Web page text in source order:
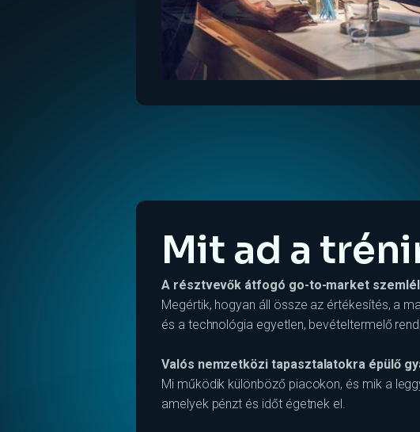
Mit ad a
A résztvevők átfogó go-to-market
Megértik, hogyan áll össze az értékesítés, a
és a technológia egyetlen, bevételtermelő
Valós nemzetközi tapasztalatokra épülő
Mi működik különböző piacokon, és mik a
amelyek pénzt és időt égetnek el.